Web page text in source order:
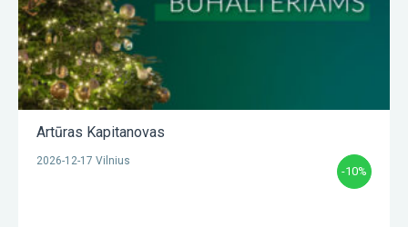
Artūras Kapitanovas
2026-12-17 Vilnius
-10%